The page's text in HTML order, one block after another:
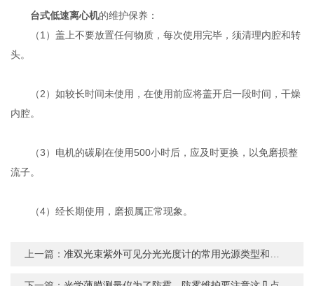
台式低速离心机的维护保养：
（1）盖上不要放置任何物质，每次使用完毕，须清理内腔和转
头。
（2）如较长时间未使用，在使用前应将盖开启一段时间，干燥
内腔。
（3）电机的碳刷在使用500小时后，应及时更换，以免磨损整
流子。
（4）经长期使用，磨损属正常现象。
上一篇：准双光束紫外可见分光光度计的常用光源类型和使用时需注意事项